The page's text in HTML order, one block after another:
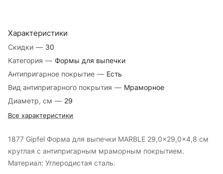
Характеристики
Скидки — 30
Категория — Формы для выпечки
Антипригарное покрытие — Есть
Вид антипригарного покрытия — Мраморное
Диаметр, см — 29
Все характеристики
1877 Gipfel Форма для выпечки MARBLE 29,0x29,0x4,8 см
круглая с антипригарным мраморным покрытием.
Материал: Углеродистая сталь.